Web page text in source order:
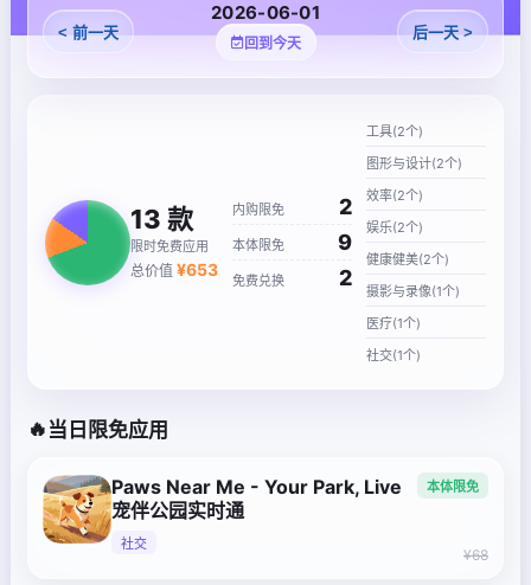
< 前一天
2026-06-01
回到今天
后一天 >
13 款
限时免费应用
总价值 ¥653
内购限免 2
本体限免 9
免费兑换 2
工具(2个)
图形与设计(2个)
效率(2个)
娱乐(2个)
健康健美(2个)
摄影与录像(1个)
医疗(1个)
社交(1个)
🔥 当日限免应用
Paws Near Me - Your Park, Live
宠伴公园实时通
社交
本体限免
¥68